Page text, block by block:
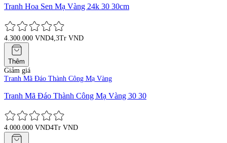
Tranh Hoa Sen Mạ Vàng 24k 30 30cm
4.300.000 VND4,3Tr VND
Thêm
Giảm giá
Tranh Mã Đáo Thành Công Mạ Vàng
Tranh Mã Đáo Thành Công Mạ Vàng 30 30
4.000.000 VND4Tr VND